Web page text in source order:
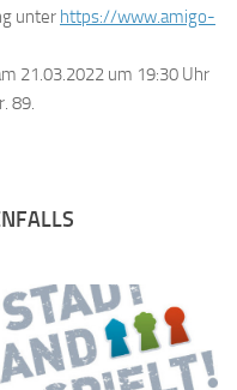
unter https://www.amigo-
21.03.2022 um 19:30 Uhr
89.